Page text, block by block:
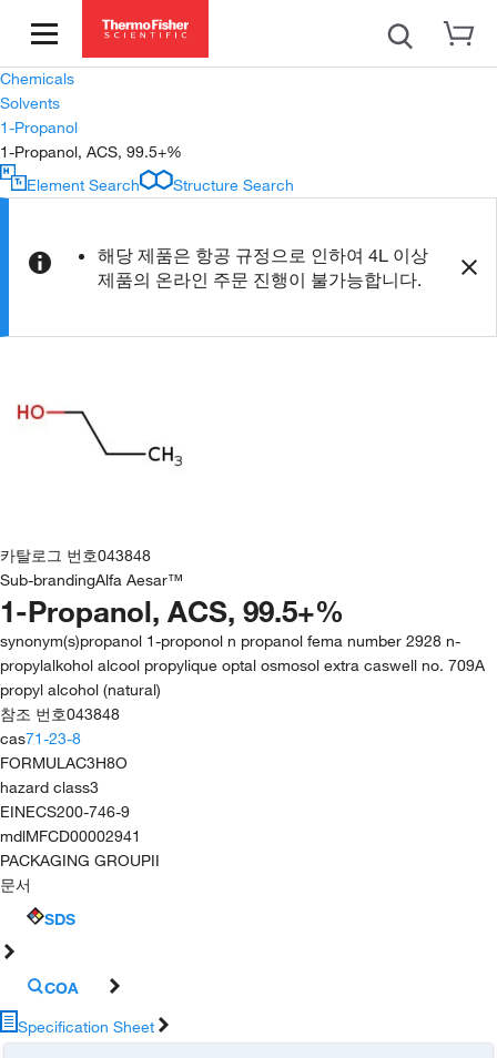
Chemicals
Solvents
1-Propanol
1-Propanol, ACS, 99.5+%
Element Search
Structure Search
해당 제품은 항공 규정으로 인하여 4L 이상
제품의 온라인 주문 진행이 불가능합니다.
카탈로그 번호043848
Sub-brandingAlfa Aesar™
1-Propanol, ACS, 99.5+%
synonym(s)propanol 1-proponol n propanol fema number 2928 n-
propylalkohol alcool propylique optal osmosol extra caswell no. 709A
propyl alcohol (natural)
참조 번호043848
cas71-23-8
FORMULAC3H8O
hazard class3
EINECS200-746-9
mdlMFCD00002941
PACKAGING GROUPII
문서
SDS
COA
Specification Sheet